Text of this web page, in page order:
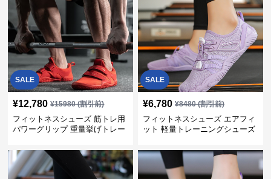
SALE
¥12,780 ¥15980(割引前)
フィットネスシューズ 筋トレ用
パワーグリップ 重量挙げトレー
SALE
¥6,780 ¥8480(割引前)
フィットネスシューズ エアフィ
ット 軽量トレーニングシューズ